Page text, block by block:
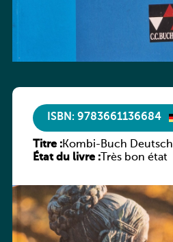
ISBN: 9783661136684
Titre :Kombi-Buch
Luxemburg)
État du livre :Très bon état